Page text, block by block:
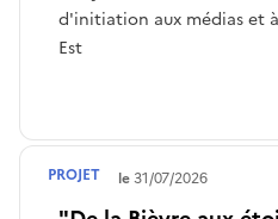
d'initiation aux médias et
Est
Terminé le31/07/2026
PROJET